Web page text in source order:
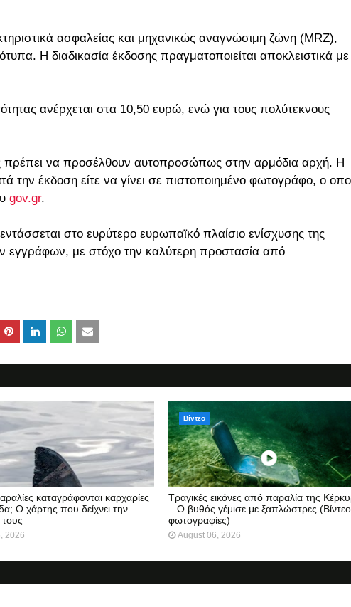
ασφαλείας και μηχανικώς αναγνώσιμη ζώνη (MRZ),
Η διαδικασία έκδοσης πραγματοποιείται αποκλειστικά με
ανέρχεται στα 10,50 ευρώ, ενώ για τους πολύτεκνους
πρέπει να προσέλθουν αυτοπροσώπως στην αρμόδια αρχή. Η
την έκδοση είτε να γίνει σε πιστοποιημένο φωτογράφο, ο
gov.gr.
στο ευρύτερο ευρωπαϊκό πλαίσιο ενίσχυσης της
εγγράφων, με στόχο την καλύτερη προστασία από
καταγράφονται καρχαρίες
Ο χάρτης που δείχνει την
2026
Βίντεο
Τραγικές εικόνες από παραλία της
– Ο βυθός γέμισε με ξαπλώστρες (Βίντεο
φωτογραφίες)
August 06, 2026